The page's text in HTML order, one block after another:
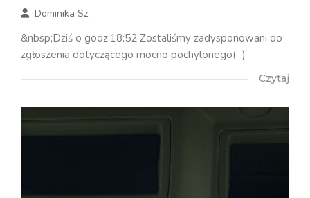
Dominika Sz
&nbsp;Dziś o godz.18:52 Zostaliśmy zadysponowani do
zgłoszenia dotyczącego mocno pochylonego(...)
Czytaj